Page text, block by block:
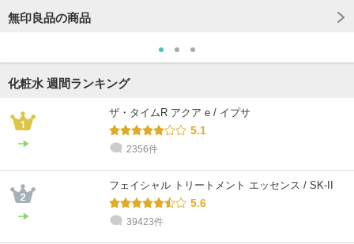
無印良品の商品
化粧水 週間ランキング
ザ・タイムR アクア e / イプサ
5.1
2356件
フェイシャル トリートメント エッセンス / SK-II
5.6
39423件